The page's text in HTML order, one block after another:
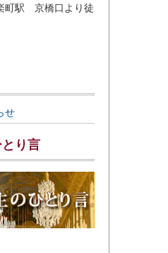
町駅 京橋口より徒
せ
り言